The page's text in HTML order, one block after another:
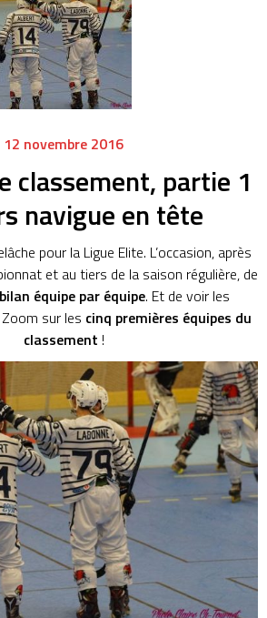
12 novembre 2016
classement, partie 1
navigue en tête
pour la Ligue Elite. L’occasion, après
et au tiers de la saison régulière, de
équipe par équipe. Et de voir les
sur les cinq premières équipes du
classement !